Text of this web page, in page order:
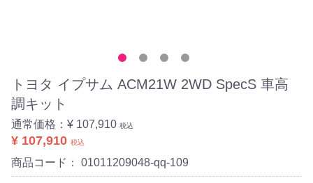
トヨタ イプサム ACM21W 2WD SpecS 車高
調キット
通常価格： ¥ 107,910 税込
¥ 107,910 税込
商品コード： 01011209048-qq-109